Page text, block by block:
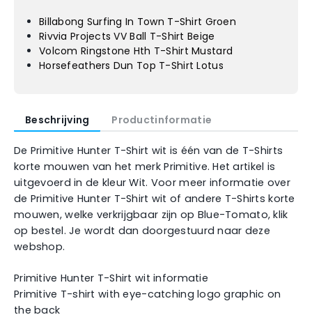
Billabong Surfing In Town T-Shirt Groen
Rivvia Projects VV Ball T-Shirt Beige
Volcom Ringstone Hth T-Shirt Mustard
Horsefeathers Dun Top T-Shirt Lotus
Beschrijving Productinformatie
De Primitive Hunter T-Shirt wit is één van de T-Shirts
korte mouwen van het merk Primitive. Het artikel is
uitgevoerd in de kleur Wit. Voor meer informatie over
de Primitive Hunter T-Shirt wit of andere T-Shirts korte
mouwen, welke verkrijgbaar zijn op Blue-Tomato, klik
op bestel. Je wordt dan doorgestuurd naar deze
webshop.
Primitive Hunter T-Shirt wit informatie
Primitive T-shirt with eye-catching logo graphic on
the back